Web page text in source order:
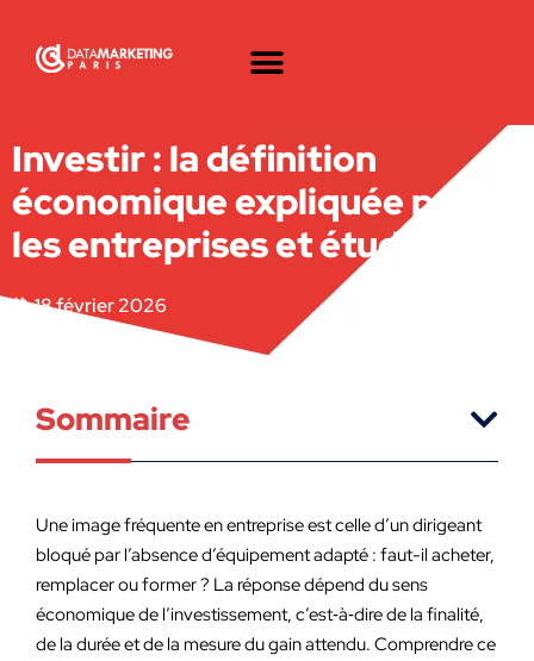
Investir : la définition
économique expliquée pour
les entreprises et étudiants ?
18 février 2026
Sommaire
Une image fréquente en entreprise est celle d’un dirigeant
bloqué par l’absence d’équipement adapté : faut-il acheter,
remplacer ou former ? La réponse dépend du sens
économique de l’investissement, c’est‑à‑dire de la finalité,
de la durée et de la mesure du gain attendu. Comprendre ce